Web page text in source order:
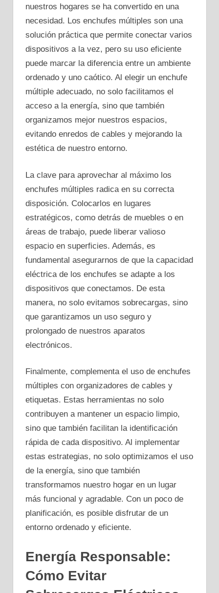
nuestros hogares se ha convertido en una
necesidad. Los enchufes múltiples son una
solución práctica que permite conectar varios
dispositivos a la vez, pero su uso eficiente
puede marcar la diferencia entre un ambiente
ordenado y uno caótico. Al elegir un enchufe
múltiple adecuado, no solo facilitamos el
acceso a la energía, sino que también
organizamos mejor nuestros espacios,
evitando enredos de cables y mejorando la
estética de nuestro entorno.
La clave para aprovechar al máximo los
enchufes múltiples radica en su correcta
disposición. Colocarlos en lugares
estratégicos, como detrás de muebles o en
áreas de trabajo, puede liberar valioso
espacio en superficies. Además, es
fundamental asegurarnos de que la capacidad
eléctrica de los enchufes se adapte a los
dispositivos que conectamos. De esta
manera, no solo evitamos sobrecargas, sino
que garantizamos un uso seguro y
prolongado de nuestros aparatos
electrónicos.
Finalmente, complementa el uso de enchufes
múltiples con organizadores de cables y
etiquetas. Estas herramientas no solo
contribuyen a mantener un espacio limpio,
sino que también facilitan la identificación
rápida de cada dispositivo. Al implementar
estas estrategias, no solo optimizamos el uso
de la energía, sino que también
transformamos nuestro hogar en un lugar
más funcional y agradable. Con un poco de
planificación, es posible disfrutar de un
entorno ordenado y eficiente.
Energía Responsable:
Cómo Evitar